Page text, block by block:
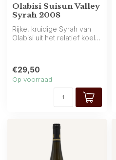
Olabisi Suisun Valley
Syrah 2008
Rijke, kruidige Syrah van
Olabisi uit het relatief koele
€29,50
Op voorraad